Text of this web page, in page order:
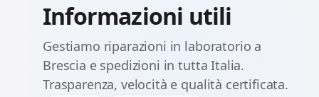
Informazioni utili
Gestiamo riparazioni in laboratorio a
Brescia e spedizioni in tutta Italia.
Trasparenza, velocità e qualità certificata.